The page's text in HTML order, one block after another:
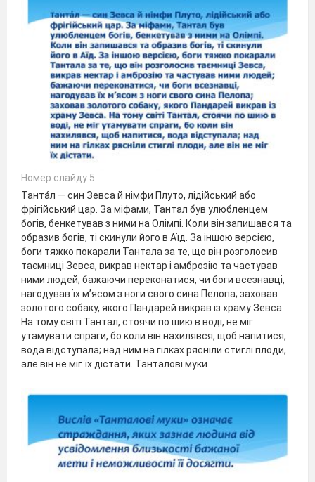
Номер слайду 5
Танта́л — син Зевса й німфи Плуто, лідійський або
фрігійський цар. За міфами, Тантал був улюбленцем
богів, бенкетував з ними на Олімпі. Коли він запишався та
образив богів, ті скинули його в Аїд. За іншою версією,
боги тяжко покарали Тантала за те, що він розголосив
таємниці Зевса, викрав нектар і амброзію та частував
ними людей; бажаючи переконатися, чи боги всезнавці,
нагодував їх м’ясом з ноги свого сина Пелопа; заховав
золотого собаку, якого Пандарей викрав із храму Зевса.
На тому світі Тантал, стоячи по шию в воді, не міг
утамувати спраги, бо коли він нахилявся, щоб напитися,
вода відступала; над ним на гілках рясніли стиглі плоди,
але він не міг їх дістати. Танталові муки